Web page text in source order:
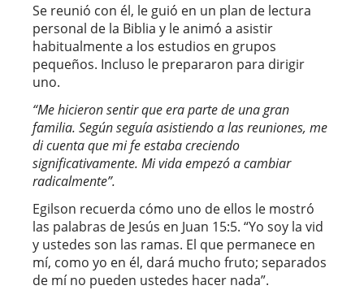
Se reunió con él, le guió en un plan de lectura
personal de la Biblia y le animó a asistir
habitualmente ⁠a los estudios en grupos
pequeños. Incluso le prepararon para dirigir
uno.
“Me hicieron sentir que era parte de una gran
familia. Según seguía asistiendo a las reuniones, me
di cuenta que mi fe estaba creciendo
significativamente. Mi vida empezó a cambiar
radicalmente”.
Egilson recuerda cómo uno de ellos le mostró
las palabras de Jesús en Juan 15:5. “Yo soy la vid
y ustedes son las ramas. El que permanece en
mí, como yo en él, dará mucho fruto; separados
de mí no pueden ustedes hacer nada”.